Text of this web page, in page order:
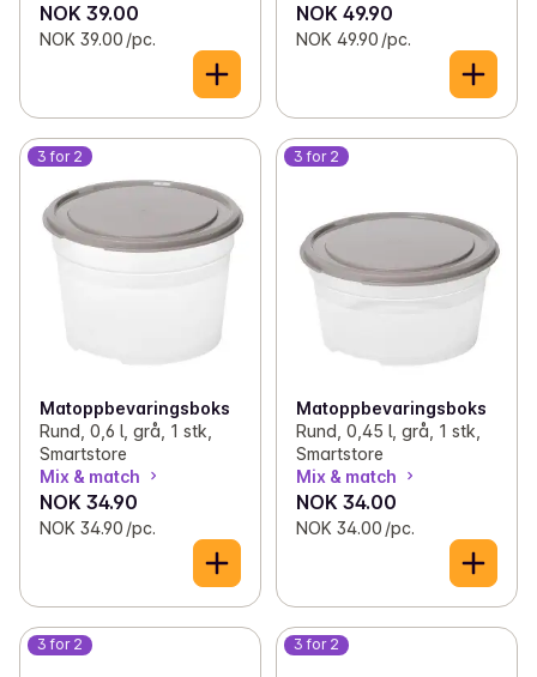
NOK 39.00
NOK 39.00 /pc.
NOK 49.90
NOK 49.90 /pc.
3 for 2
Matoppbevaringsboks
Rund, 0,6 l, grå, 1 stk,
Smartstore
Mix & match
NOK 34.90
NOK 34.90 /pc.
3 for 2
Matoppbevaringsboks
Rund, 0,45 l, grå, 1 stk,
Smartstore
Mix & match
NOK 34.00
NOK 34.00 /pc.
3 for 2 3 for 2